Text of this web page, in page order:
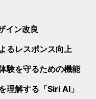
イン改良
るレスポンス向上
験を守るための機能
理解する「Siri AI」